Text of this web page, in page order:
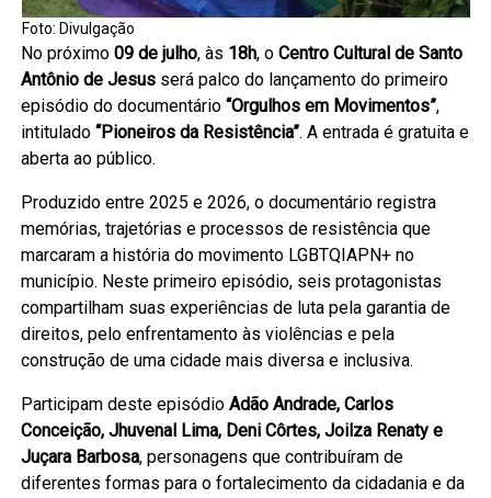
Foto: Divulgação
No próximo09 de julho, às 18h, oCentro Cultural de Santo
Antônio de Jesus será palco do lançamento do primeiro
episódio do documentário“Orgulhos em Movimentos”,
intitulado“Pioneiros da Resistência”. A entrada é gratuita e
aberta ao público.
Produzido entre 2025 e 2026, o documentário registra
memórias, trajetórias e processos de resistência que
marcaram a história do movimento LGBTQIAPN+ no
município. Neste primeiro episódio, seis protagonistas
compartilham suas experiências de luta pela garantia de
direitos, pelo enfrentamento às violências e pela
construção de uma cidade mais diversa e inclusiva.
Participam deste episódioAdão Andrade, Carlos
Conceição, Jhuvenal Lima, Deni Côrtes, Joilza Renaty e
Juçara Barbosa, personagens que contribuíram de
diferentes formas para o fortalecimento da cidadania e da